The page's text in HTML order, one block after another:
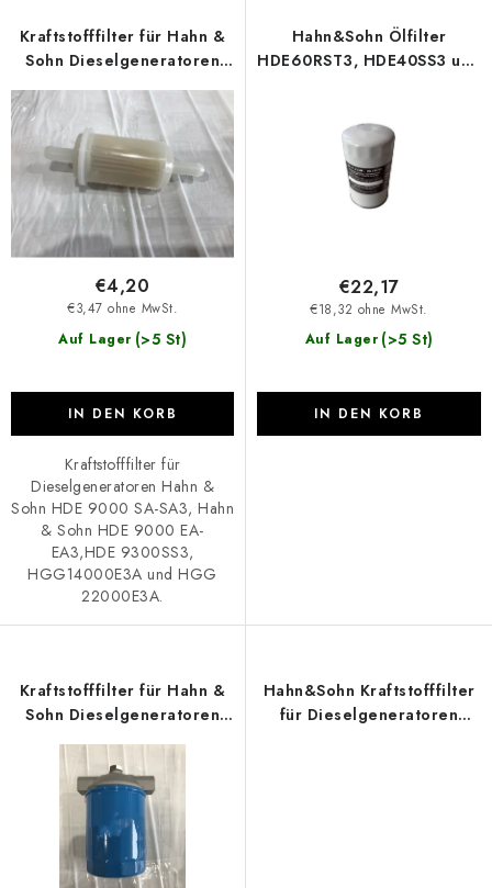
e
P
r
d
u
k
o
r
i
e
r
Kraftstofffilter für Hahn &
Sohn Dieselgeneratoren
HDE 9000, HDE 9300SS3,
HGG14000E3A und HGG
22000E3A
Auf Lager (>5 St)
€3,47 ohne MwSt.
€4,20
IN DEN KORB
Kraftstofffilter für
Dieselgeneratoren Hahn &
Sohn HDE 9000 SA-SA3, Hahn
& Sohn HDE 9000 EA-
EA3,HDE 9300SS3,
HGG14000E3A und HGG
22000E3A.
Hahn&Sohn Ölfilter
HDE60RST3, HDE40SS3 und
Auf Lager (>5 St)
€18,32 ohne MwSt.
€22,17
IN DEN KORB
Kraftstofffilter für Hahn &
Sohn Dieselgeneratoren
RST3
Hahn&Sohn Kraftstofffilter
für Dieselgeneratoren